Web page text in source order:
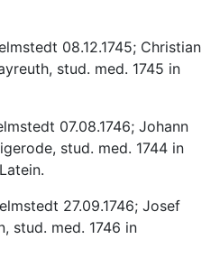
08.12.1745; Christian
stud. med. 1745 in
07.08.1746; Johann
stud. med. 1744 in
27.09.1746; Josef
stud. med. 1746 in